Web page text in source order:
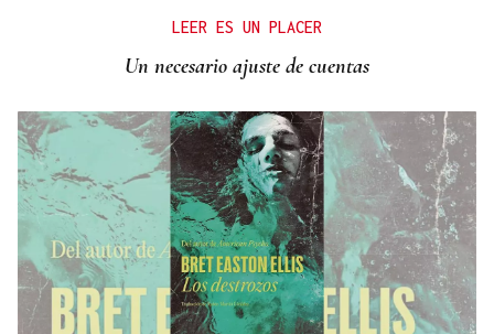
LEER ES UN PLACER
Un necesario ajuste de cuentas